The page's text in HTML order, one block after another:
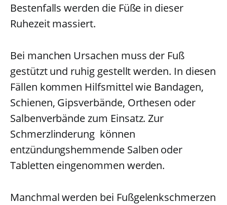
Bestenfalls werden die Füße in dieser
Ruhezeit massiert.
Bei manchen Ursachen muss der Fuß
gestützt und ruhig gestellt werden. In diesen
Fällen kommen Hilfsmittel wie Bandagen,
Schienen, Gipsverbände, Orthesen oder
Salbenverbände zum Einsatz. Zur
Schmerzlinderung können
entzündungshemmende Salben oder
Tabletten eingenommen werden.
Manchmal werden bei Fußgelenkschmerzen